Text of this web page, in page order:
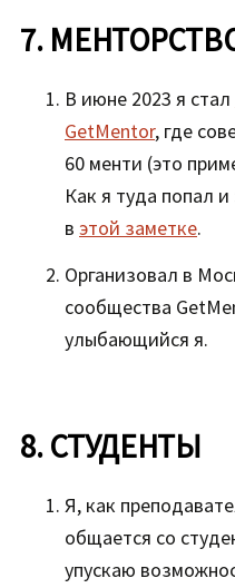
7.
В июне 2023 я стал
GetMentor, где
60 менти (это
Как я туда попал
в этой заметке.
Организовал в
сообщества
улыбающийся я.
8. СТУДЕНТЫ
Я, как
общается со
упускаю